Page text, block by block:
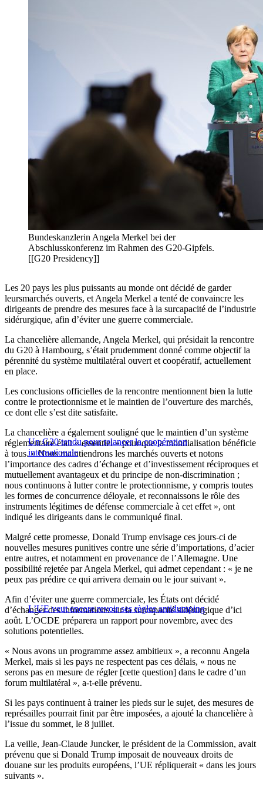
Bundeskanzlerin Angela Merkel bei der
Abschlusskonferenz im Rahmen des G20-Gipfels.
[[G20 Presidency]]
Les 20 pays les plus puissants au monde ont décidé de garder
leursmarchés ouverts, et Angela Merkel a tenté de convaincre les
dirigeants de prendre des mesures face à la surcapacité de l’industrie
sidérurgique, afin d’éviter une guerre commerciale.
La chancelière allemande, Angela Merkel, qui présidait la rencontre
du G20 à Hambourg, s’était prudemment donné comme objectif la
pérennité du système multilatéral ouvert et coopératif, actuellement
en place.
Les conclusions officielles de la rencontre mentionnent bien la lutte
contre le protectionnisme et le maintien de l’ouverture des marchés,
ce dont elle s’est dite satisfaite.
Un G20 tendu pour relancer la coopération
internationale
La chancelière a également souligné que le maintien d’un système
réglementaire était « essentiel » pour que la mondialisation bénéficie
à tous. « Nous maintiendrons les marchés ouverts et notons
l’importance des cadres d’échange et d’investissement réciproques et
mutuellement avantageux et du principe de non-discrimination ;
nous continuons à lutter contre le protectionnisme, y compris toutes
les formes de concurrence déloyale, et reconnaissons le rôle des
instruments légitimes de défense commerciale à cet effet », ont
indiqué les dirigeants dans le communiqué final.
Malgré cette promesse, Donald Trump envisage ces jours-ci de
nouvelles mesures punitives contre une série d’importations, d’acier
entre autres, et notamment en provenance de l’Allemagne. Une
possibilité rejetée par Angela Merkel, qui admet cependant : « je ne
peux pas prédire ce qui arrivera demain ou le jour suivant ».
L’UE veut encore revoir ses règles antidumping
Afin d’éviter une guerre commerciale, les États ont décidé
d’échanger des informations sur la surcapacité sidérurgique d’ici
août. L’OCDE préparera un rapport pour novembre, avec des
solutions potentielles.
« Nous avons un programme assez ambitieux », a reconnu Angela
Merkel, mais si les pays ne respectent pas ces délais, « nous ne
serons pas en mesure de régler [cette question] dans le cadre d’un
forum multilatéral », a-t-elle prévenu.
Si les pays continuent à trainer les pieds sur le sujet, des mesures de
représailles pourrait finit par être imposées, a ajouté la chancelière à
l’issue du sommet, le 8 juillet.
La veille, Jean-Claude Juncker, le président de la Commission, avait
prévenu que si Donald Trump imposait de nouveaux droits de
douane sur les produits européens, l’UE répliquerait « dans les jours
suivants ».